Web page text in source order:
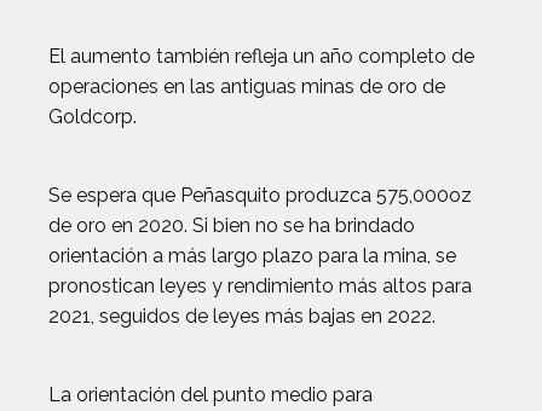
El aumento también refleja un año completo de
operaciones en las antiguas minas de oro de
Goldcorp.
Se espera que Peñasquito produzca 575,000oz
de oro en 2020. Si bien no se ha brindado
orientación a más largo plazo para la mina, se
pronostican leyes y rendimiento más altos para
2021, seguidos de leyes más bajas en 2022.
La orientación del punto medio para